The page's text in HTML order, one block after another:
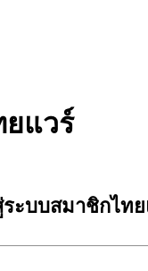
ยแวร์
ระบบสมาชิกไท